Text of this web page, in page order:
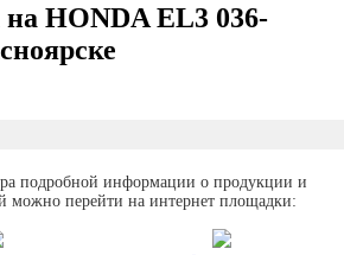
HONDA EL3 036-
подробной информации о продукции и
можно перейти на интернет площадки: